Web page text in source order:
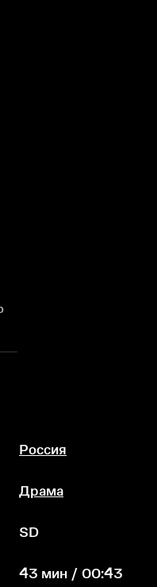
Россия
Драма
SD
43 мин / 00:43